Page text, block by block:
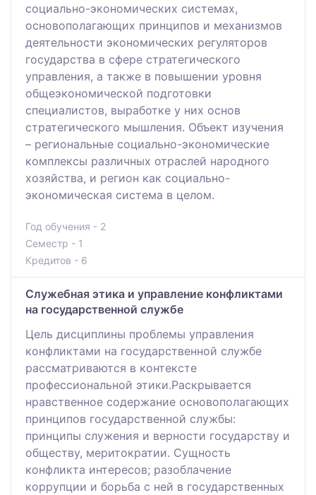
социально-экономических системах,
основополагающих принципов и механизмов
деятельности экономических регуляторов
государства в сфере стратегического
управления, а также в повышении уровня
общеэкономической подготовки
специалистов, выработке у них основ
стратегического мышления. Объект изучения
– региональные социально-экономические
комплексы различных отраслей народного
хозяйства, и регион как социально-
экономическая система в целом.
Год обучения - 2
Семестр - 1
Кредитов - 6
Служебная этика и управление конфликтами
на государственной службе
Цель дисциплины проблемы управления
конфликтами на государственной службе
рассматриваются в контексте
профессиональной этики.Раскрывается
нравственное содержание основополагающих
принципов государственной службы:
принципы служения и верности государству и
обществу, меритократии. Сущность
конфликта интересов; разоблачение
коррупции и борьба с ней в государственных